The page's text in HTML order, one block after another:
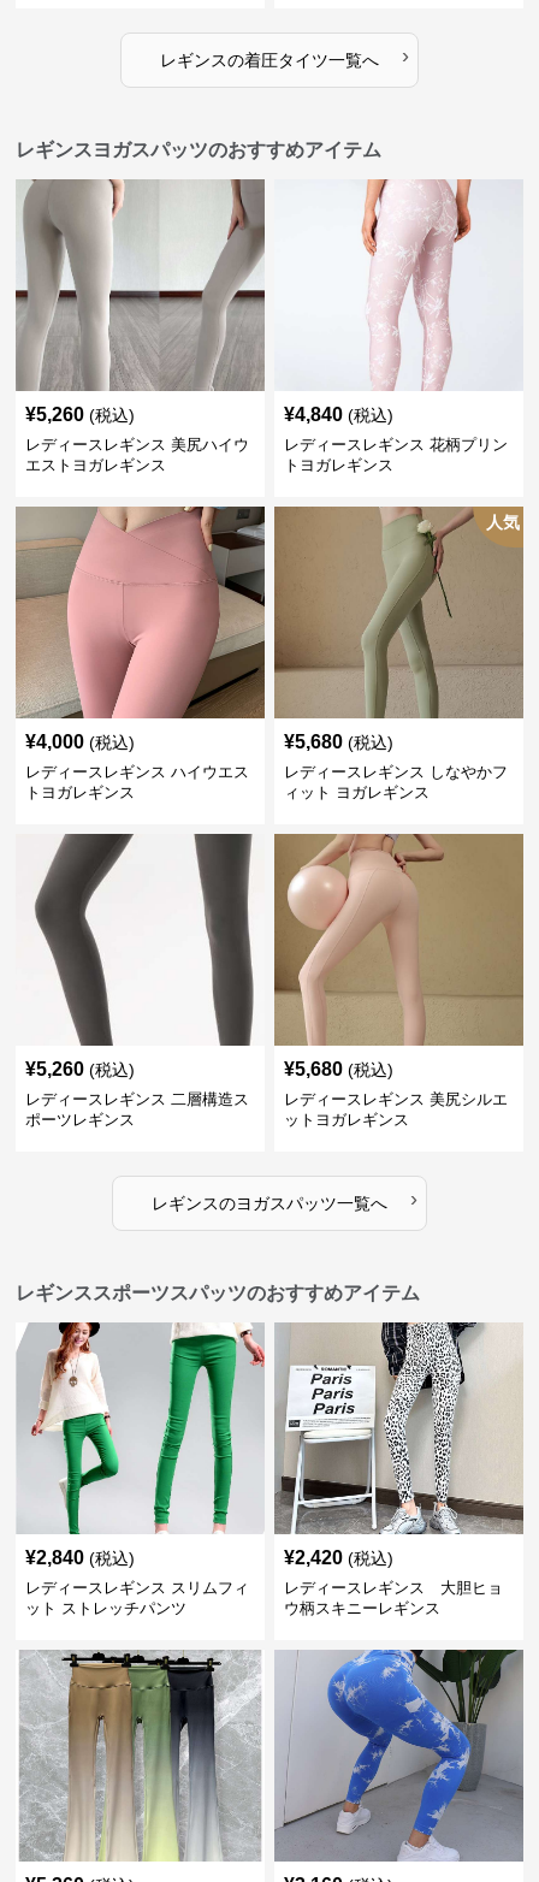
レギンスの着圧タイツ一覧へ ›
レギンスヨガスパッツのおすすめアイテム
¥5,260 (税込)
レディースレギンス 美尻ハイウ
エストヨガレギンス
¥4,840 (税込)
レディースレギンス 花柄プリン
トヨガレギンス
¥4,000 (税込)
レディースレギンス ハイウエス
トヨガレギンス
人気
¥5,680 (税込)
レディースレギンス しなやかフ
ィット ヨガレギンス
¥5,260 (税込)
レディースレギンス 二層構造ス
ポーツレギンス
¥5,680 (税込)
レディースレギンス 美尻シルエ
ットヨガレギンス
レギンスのヨガスパッツ一覧へ ›
レギンススポーツスパッツのおすすめアイテム
¥2,840 (税込)
レディースレギンス スリムフィ
ット ストレッチパンツ
¥2,420 (税込)
レディースレギンス 大胆ヒョ
ウ柄スキニーレギンス